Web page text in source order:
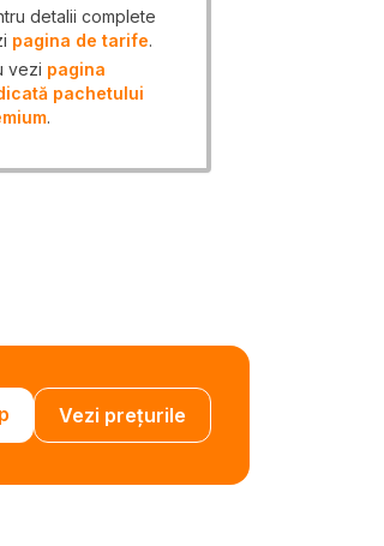
detalii complete
pagina de tarife.
vezi pagina
pachetului
.
Vezi prețurile